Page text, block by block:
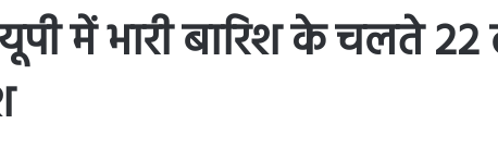
में भारी बारिश के चलते 22